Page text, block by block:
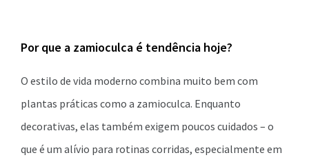
Por que a zamioculca é tendência hoje?
O estilo de vida moderno combina muito bem com
plantas práticas como a zamioculca. Enquanto
decorativas, elas também exigem poucos cuidados – o
que é um alívio para rotinas corridas, especialmente em